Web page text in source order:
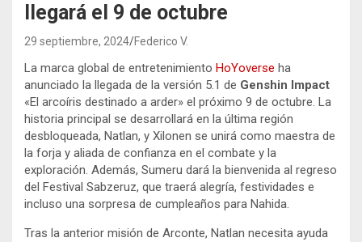
llegará el 9 de octubre
29 septiembre, 2024 Federico V.
La marca global de entretenimiento HoYoverse ha
anunciado la llegada de la versión 5.1 de Genshin Impact
«El arcoíris destinado a arder» el próximo 9 de octubre. La
historia principal se desarrollará en la última región
desbloqueada, Natlan, y Xilonen se unirá como maestra de
la forja y aliada de confianza en el combate y la
exploración. Además, Sumeru dará la bienvenida al regreso
del Festival Sabzeruz, que traerá alegría, festividades e
incluso una sorpresa de cumpleaños para Nahida.
Tras la anterior misión de Arconte, Natlan necesita ayuda